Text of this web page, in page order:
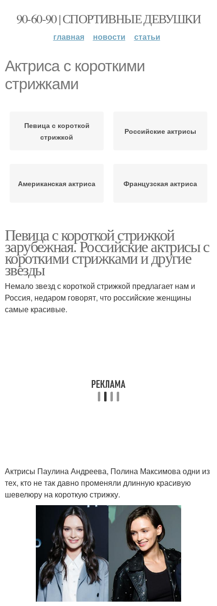
90-60-90 | СПОРТИВНЫЕ ДЕВУШКИ
главная новости статьи
Актриса с короткими
стрижками
Певица с короткой
стрижкой
Российские актрисы
Американская актриса Французская актриса
Певица с короткой стрижкой
зарубежная. Российские актрисы с
короткими стрижками и другие
звезды
Немало звезд с короткой стрижкой предлагает нам и
Россия, недаром говорят, что российские женщины
самые красивые.
Актрисы Паулина Андреева, Полина Максимова одни из
тех, кто не так давно променяли длинную красивую
шевелюру на короткую стрижку.